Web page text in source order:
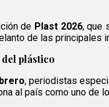
de Plast 2026, que
de las principales
plástico
, periodistas
al país como uno de